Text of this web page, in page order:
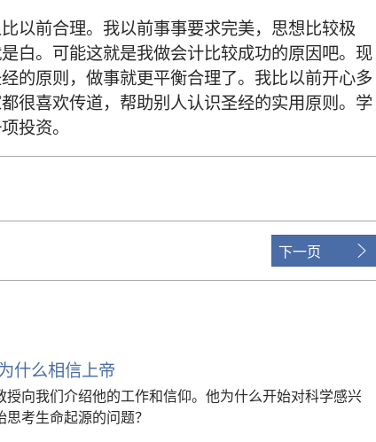
以前合理。我以前事事要求完美，思想比较极
白。可能这就是我做会计比较成功的原因吧。现
的原则，做事就更平衡合理了。我比以前开心多
很喜欢传道，帮助别人认识圣经的实用原则。学
投资。
下一页
什么相信上帝
向我们介绍他的工作和信仰。他为什么开始对科学感兴
考生命起源的问题？